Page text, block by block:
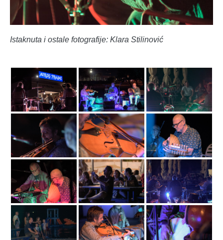
Istaknuta i ostale fotografije: Klara Stilinović